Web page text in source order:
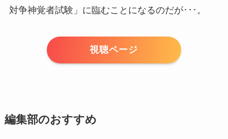
対争神覚者試験」に臨むことになるのだが･･･。
視聴ページ
編集部のおすすめ